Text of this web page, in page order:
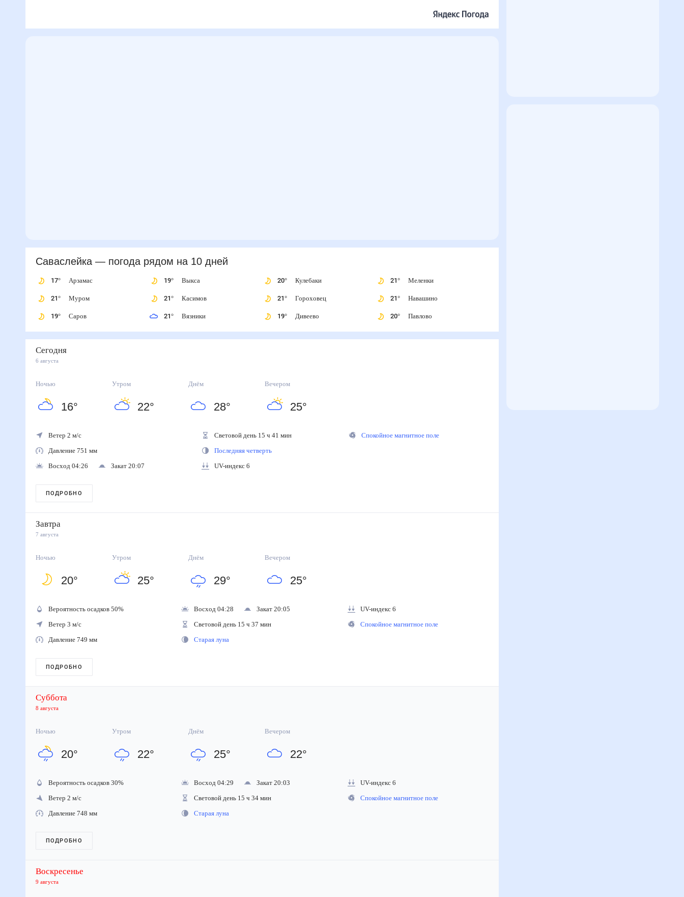
Саваслейка— погода рядомна 10 дней
17° Арзамас
21° Муром
19° Саров
19° Выкса
21° Касимов
21° Вязники
20° Кулебаки
21° Гороховец
19° Дивеево
21° Меленки
21° Навашино
20° Павлово
Сегодня
6 августа
Ночью
16°
Утром
22°
Днём
28°
Вечером
25°
Ветер 2 м/с
Давление 751 мм
Восход 04:26
Закат 20:07
Световой день 15 ч 41 мин
Последняя четверть
UV-индекс 6
Спокойное магнитное поле
ПОДРОБНО
Завтра
7 августа
Ночью
20°
Утром
25°
Днём
29°
Вечером
25°
Вероятность осадков 50%
Ветер 3 м/с
Давление 749 мм
Восход 04:28
Закат 20:05
Световой день 15 ч 37 мин
Старая луна
UV-индекс 6
Спокойное магнитное поле
ПОДРОБНО
Суббота
8 августа
Ночью
20°
Утром
22°
Днём
25°
Вечером
22°
Вероятность осадков 30%
Ветер 2 м/с
Давление 748 мм
Восход 04:29
Закат 20:03
Световой день 15 ч 34 мин
Старая луна
UV-индекс 6
Спокойное магнитное поле
ПОДРОБНО
Воскресенье
9 августа